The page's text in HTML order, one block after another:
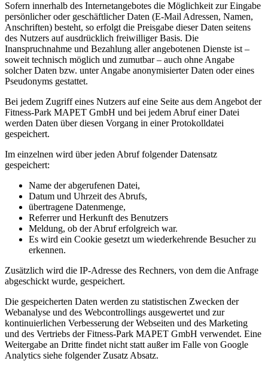
Sofern innerhalb des Internetangebotes die Möglichkeit zur Eingabe
persönlicher oder geschäftlicher Daten (E-Mail Adressen, Namen,
Anschriften) besteht, so erfolgt die Preisgabe dieser Daten seitens
des Nutzers auf ausdrücklich freiwilliger Basis. Die
Inanspruchnahme und Bezahlung aller angebotenen Dienste ist –
soweit technisch möglich und zumutbar – auch ohne Angabe
solcher Daten bzw. unter Angabe anonymisierter Daten oder eines
Pseudonyms gestattet.
Bei jedem Zugriff eines Nutzers auf eine Seite aus dem Angebot der
Fitness-Park MAPET GmbH und bei jedem Abruf einer Datei
werden Daten über diesen Vorgang in einer Protokolldatei
gespeichert.
Im einzelnen wird über jeden Abruf folgender Datensatz
gespeichert:
Name der abgerufenen Datei,
Datum und Uhrzeit des Abrufs,
übertragene Datenmenge,
Referrer und Herkunft des Benutzers
Meldung, ob der Abruf erfolgreich war.
Es wird ein Cookie gesetzt um wiederkehrende Besucher zu
erkennen.
Zusätzlich wird die IP-Adresse des Rechners, von dem die Anfrage
abgeschickt wurde, gespeichert.
Die gespeicherten Daten werden zu statistischen Zwecken der
Webanalyse und des Webcontrollings ausgewertet und zur
kontinuierlichen Verbesserung der Webseiten und des Marketing
und des Vertriebs der Fitness-Park MAPET GmbH verwendet. Eine
Weitergabe an Dritte findet nicht statt außer im Falle von Google
Analytics siehe folgender Zusatz Absatz.